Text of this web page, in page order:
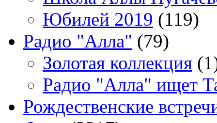
Юбилей 2019 (119)
Радио "Алла" (79)
Золотая коллекция
Радио "Алла" ищет
Рождественские